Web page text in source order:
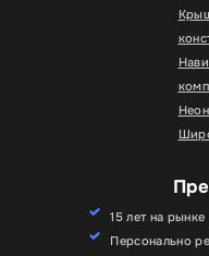
15 лет на
Персонально